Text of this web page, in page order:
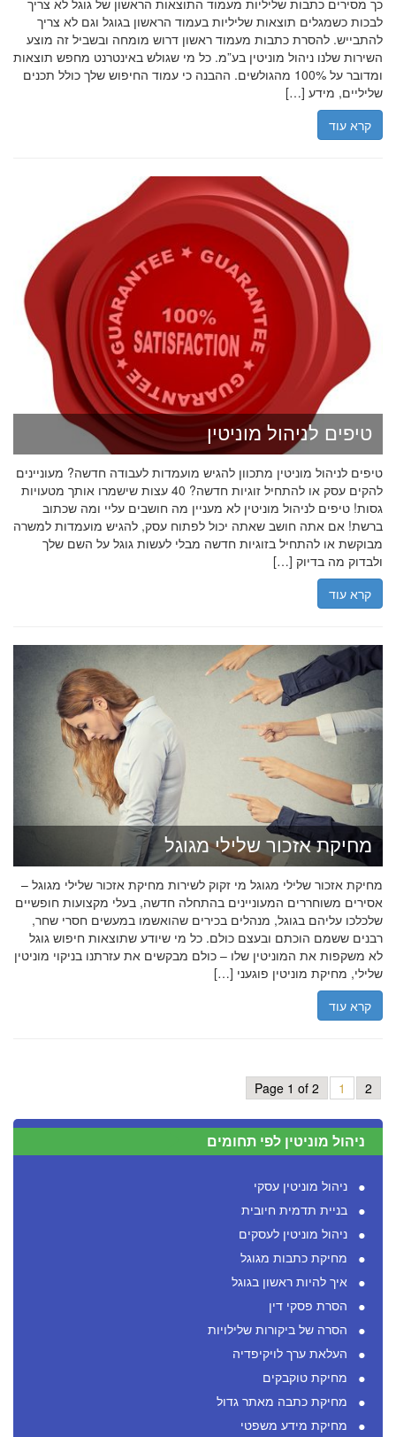
כך מסירים כתבות שליליות מעמוד התוצאות הראשון של גוגל לא צריך
לבכות כשמגלים תוצאות שליליות בעמוד הראשון בגוגל וגם לא צריך
להתבייש. להסרת כתבות מעמוד ראשון דרוש מומחה ובשביל זה מוצע
השירות שלנו ניהול מוניטין בע”מ. כל מי שגולש באינטרנט מחפש תוצאות
ומדובר על 100% מהגולשים. ההבנה כי עמוד החיפוש שלך כולל תכנים
שליליים, מידע […]
קרא עוד
טיפים לניהול מוניטין
טיפים לניהול מוניטין מתכוון להגיש מועמדות לעבודה חדשה? מעוניינים
להקים עסק או להתחיל זוגיות חדשה? 40 עצות שישמרו אותך מטעויות
גסות! טיפים לניהול מוניטין לא מעניין מה חושבים עליי ומה שכתוב
ברשת! אם אתה חושב שאתה יכול לפתוח עסק, להגיש מועמדות למשרה
מבוקשת או להתחיל בזוגיות חדשה מבלי לעשות גוגל על השם שלך
ולבדוק מה בדיוק […]
קרא עוד
מחיקת אזכור שלילי מגוגל
מחיקת אזכור שלילי מגוגל מי זקוק לשירות מחיקת אזכור שלילי מגוגל –
אסירים משוחררים המעוניינים בהתחלה חדשה, בעלי מקצועות חופשיים
שלכלכו עליהם בגוגל, מנהלים בכירים שהואשמו במעשים חסרי שחר,
רבנים ששמם הוכתם ובעצם כולם. כל מי שיודע שתוצאות חיפוש גוגל
לא משקפות את המוניטין שלו – כולם מבקשים את עזרתנו בניקוי מוניטין
שלילי, מחיקת מוניטין פוגעני […]
קרא עוד
Page 1 of 2
ניהול מוניטין לפי תחומים
ניהול מוניטין עסקי
בניית תדמית חיובית
ניהול מוניטין לעסקים
מחיקת כתבות מגוגל
איך להיות ראשון בגוגל
הסרת פסקי דין
הסרה של ביקורות שלילויות
העלאת ערך לויקיפדיה
מחיקת טוקבקים
מחיקת כתבה מאתר גדול
מחיקת מידע משפטי